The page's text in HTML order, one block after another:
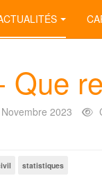
Que
2023
statistiques